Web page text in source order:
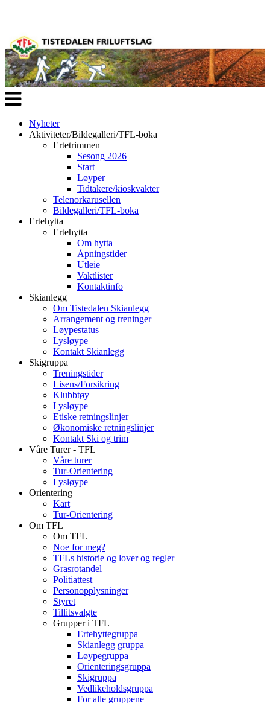
Veksle
navigasjon
Nyheter
Aktiviteter/Bildegalleri/TFL-boka
Ertetrimmen
Sesong 2026
Start
Løyper
Tidtakere/kioskvakter
Telenorkarusellen
Bildegalleri/TFL-boka
Ertehytta
Ertehytta
Om hytta
Åpningstider
Utleie
Vaktlister
Kontaktinfo
Skianlegg
Om Tistedalen Skianlegg
Arrangement og treninger
Løypestatus
Lysløype
Kontakt Skianlegg
Skigruppa
Treningstider
Lisens/Forsikring
Klubbtøy
Lysløype
Etiske retningslinjer
Økonomiske retningslinjer
Kontakt Ski og trim
Våre Turer - TFL
Våre turer
Tur-Orientering
Lysløype
Orientering
Kart
Tur-Orientering
Om TFL
Om TFL
Noe for meg?
TFLs historie og lover og regler
Grasrotandel
Politiattest
Personopplysninger
Styret
Tillitsvalgte
Grupper i TFL
Ertehyttegruppa
Skianlegg gruppa
Løypegruppa
Orienteringsgruppa
Skigruppa
Vedlikeholdsgruppa
For alle gruppene